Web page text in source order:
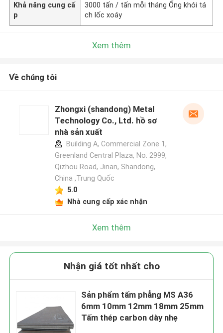
Khả năng cung cấ
p
3000 tấn / tấn mỗi tháng Ống khói tá
ch lốc xoáy
Xem thêm
Về chúng tôi
Zhongxi (shandong) Metal
Technology Co., Ltd. hồ sơ
nhà sản xuất
Building A, Commercial Zone 1,
Greenland Central Plaza, No. 2999,
Qizhou Road, Jinan, Shandong,
China ,Trung Quốc
5.0
Nhà cung cấp xác nhận
Xem thêm
Nhận giá tốt nhất cho
Sản phẩm tấm phẳng MS A36
6mm 10mm 12mm 18mm 25mm
Tấm thép carbon dày nhẹ